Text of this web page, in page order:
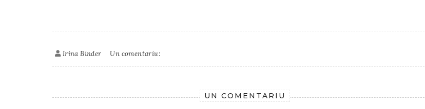
Irina Binder Un comentariu:
UN COMENTARIU